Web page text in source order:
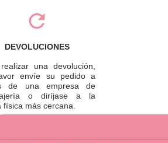
DEVOLUCIONES
una devolución,
envíe su pedido a
de una empresa de
o diríjase a la
física más cercana.